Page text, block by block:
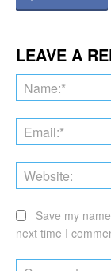
LEAVE A
Save my
next time I